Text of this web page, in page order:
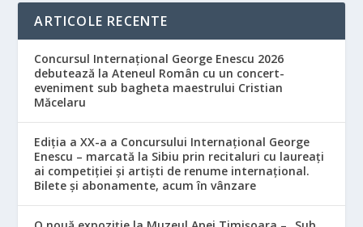
ARTICOLE RECENTE
Concursul Internațional George Enescu 2026
debutează la Ateneul Român cu un concert-
eveniment sub bagheta maestrului Cristian
Măcelaru
Ediția a XX-a a Concursului Internațional George
Enescu – marcată la Sibiu prin recitaluri cu laureați
ai competiției și artiști de renume internațional.
Bilete și abonamente, acum în vânzare